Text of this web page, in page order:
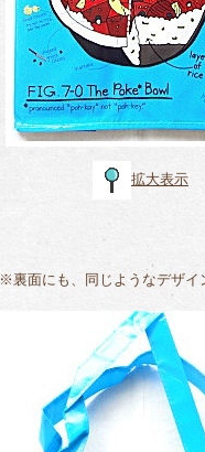
拡大表示
※裏面にも、同じようなデザイ